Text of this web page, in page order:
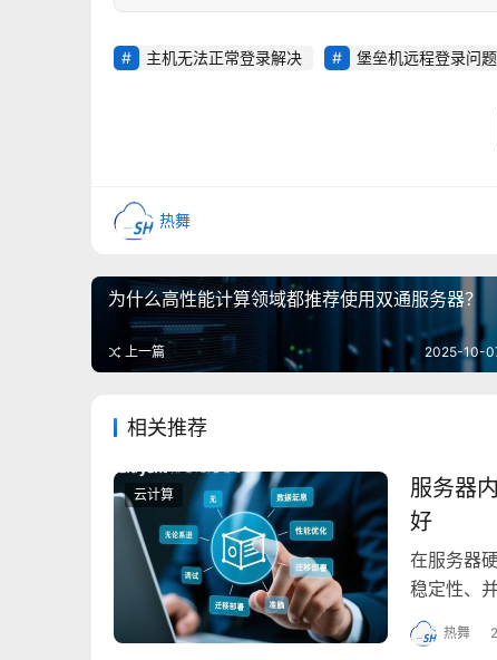
主机无法正常登录解决 堡垒机远程登录问题
热舞
为什么高性能计算领域都推荐使用双通服务器？
上一篇 2025-10-
相关推荐
云计算
服务器
好
在服务器
稳定性、
容性和超
升了单条
热舞